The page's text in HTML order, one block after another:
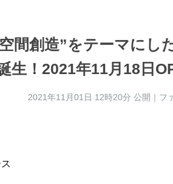
間創造”をテーマにし
生！2021年11月18日
2021年11月01日 12時20分 公開｜フ